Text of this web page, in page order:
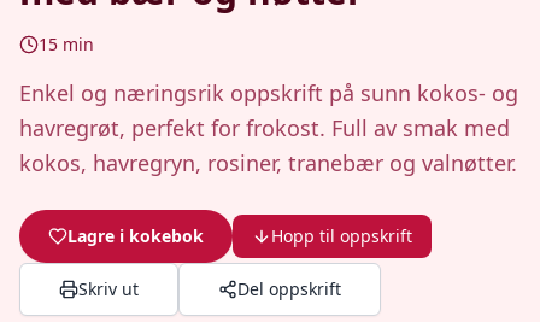
15 min
Enkel og næringsrik oppskrift på sunn kokos- og
havregrøt, perfekt for frokost. Full av smak med
kokos, havregryn, rosiner, tranebær og valnøtter.
Lagre i kokebok Hopp til oppskrift
Skriv ut Del oppskrift